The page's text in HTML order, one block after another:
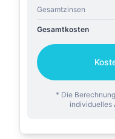
Gesamtzinsen
Gesamtkosten
* Die
individuelles